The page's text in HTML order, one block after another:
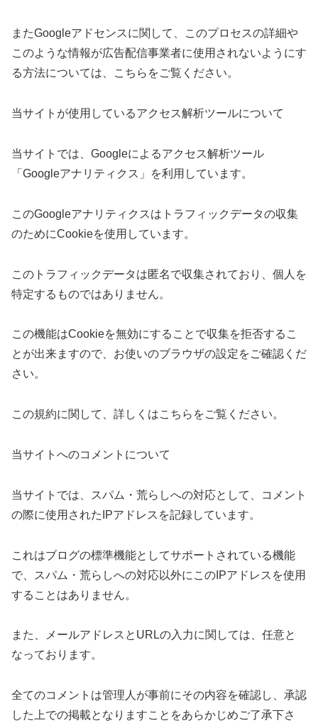
またGoogleアドセンスに関して、このプロセスの詳細や
このような情報が広告配信事業者に使用されないようにす
る方法については、こちらをご覧ください。
当サイトが使用しているアクセス解析ツールについて
当サイトでは、Googleによるアクセス解析ツール
「Googleアナリティクス」を利用しています。
このGoogleアナリティクスはトラフィックデータの収集
のためにCookieを使用しています。
このトラフィックデータは匿名で収集されており、個人を
特定するものではありません。
この機能はCookieを無効にすることで収集を拒否するこ
とが出来ますので、お使いのブラウザの設定をご確認くだ
さい。
この規約に関して、詳しくはこちらをご覧ください。
当サイトへのコメントについて
当サイトでは、スパム・荒らしへの対応として、コメント
の際に使用されたIPアドレスを記録しています。
これはブログの標準機能としてサポートされている機能
で、スパム・荒らしへの対応以外にこのIPアドレスを使用
することはありません。
また、メールアドレスとURLの入力に関しては、任意と
なっております。
全てのコメントは管理人が事前にその内容を確認し、承認
した上での掲載となりますことをあらかじめご了承下さ